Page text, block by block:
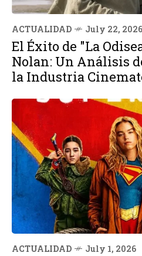
ACTUALIDAD July 22, 2026
El Éxito de "La
Nolan: Un Análisis
la Industria
ACTUALIDAD July 1, 2026